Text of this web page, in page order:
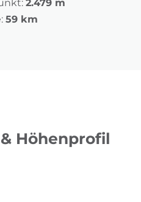
2.479 m
59 km
Höhenprofil